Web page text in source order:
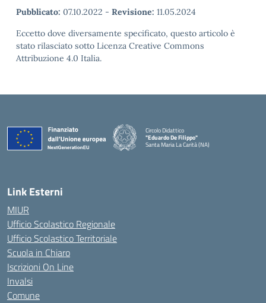
Pubblicato: 07.10.2022 - Revisione: 11.05.2024
Eccetto dove diversamente specificato, questo articolo è
stato rilasciato sotto Licenza Creative Commons
Attribuzione 4.0 Italia.
Circolo Didattico
"Eduardo De Filippo"
Santa Maria La Carità (NA)
Link Esterni
MIUR
Ufficio Scolastico Regionale
Ufficio Scolastico Territoriale
Scuola in Chiaro
Iscrizioni On Line
Invalsi
Comune